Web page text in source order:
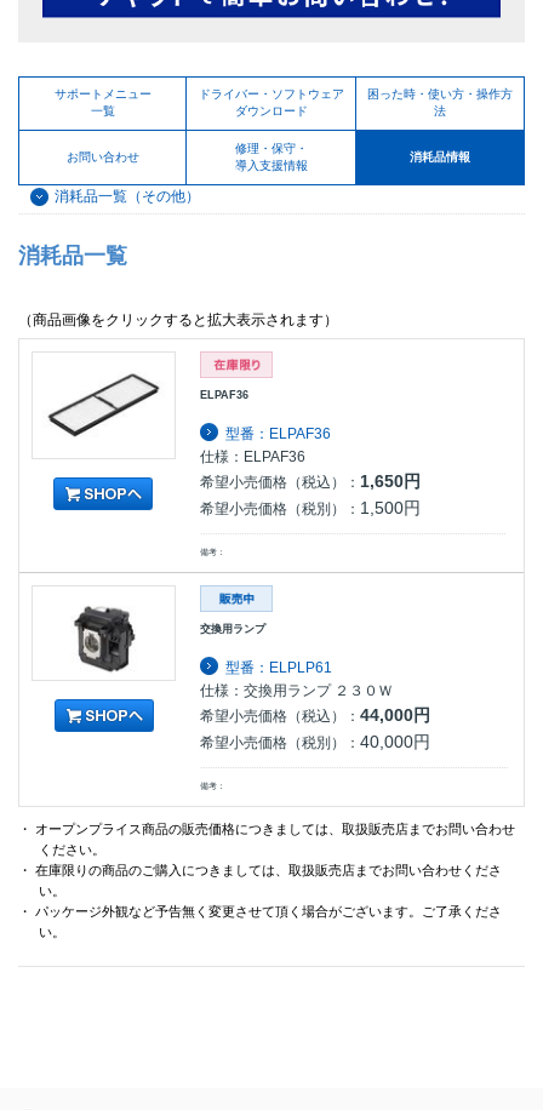
サポートメニュー
一覧
ドライバー・ソフトウェア
ダウンロード
困った時・使い方・操作方
法
お問い合わせ
修理・保守・
導入支援情報
消耗品情報
消耗品一覧（その他）
消耗品一覧
（商品画像をクリックすると拡大表示されます）
ELPAF36
型番：ELPAF36
仕様：ELPAF36
希望小売価格（税込）： 1,650円
希望小売価格（税別）： 1,500円
備考：
交換用ランプ
型番：ELPLP61
仕様：交換用ランプ ２３０Ｗ
希望小売価格（税込）：44,000円
希望小売価格（税別）：40,000円
備考：
・ オープンプライス商品の販売価格につきましては、取扱販売店までお問い合わせ
ください。
・ 在庫限りの商品のご購入につきましては、取扱販売店までお問い合わせくださ
い。
・ パッケージ外観など予告無く変更させて頂く場合がございます。ご了承くださ
い。